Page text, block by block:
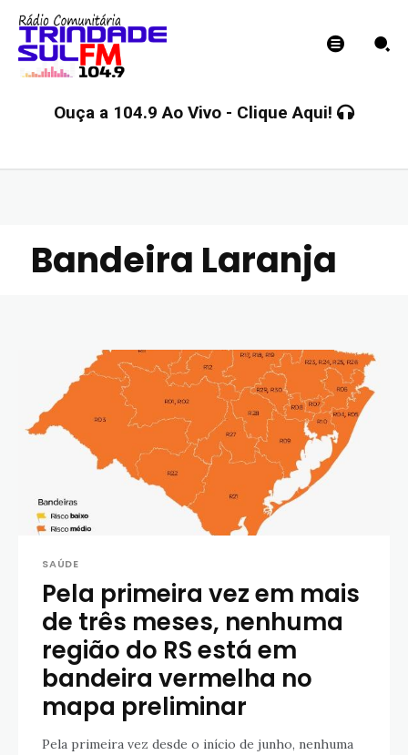
Ouça a 104.9 Ao Vivo - Clique Aqui!
Bandeira Laranja
SAÚDE
Pela primeira vez em mais
de três meses, nenhuma
região do RS está em
bandeira vermelha no
mapa preliminar
Pela primeira vez desde o início de junho, nenhuma